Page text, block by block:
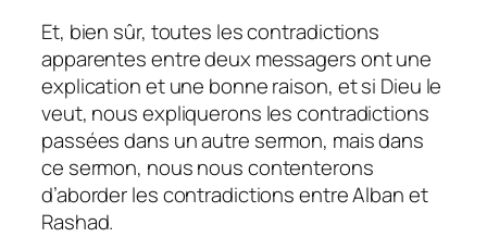
Et, bien sûr, toutes les contradictions
apparentes entre deux messagers ont une
explication et une bonne raison, et si Dieu le
veut, nous expliquerons les contradictions
passées dans un autre sermon, mais dans
ce sermon, nous nous contenterons
d’aborder les contradictions entre Alban et
Rashad.